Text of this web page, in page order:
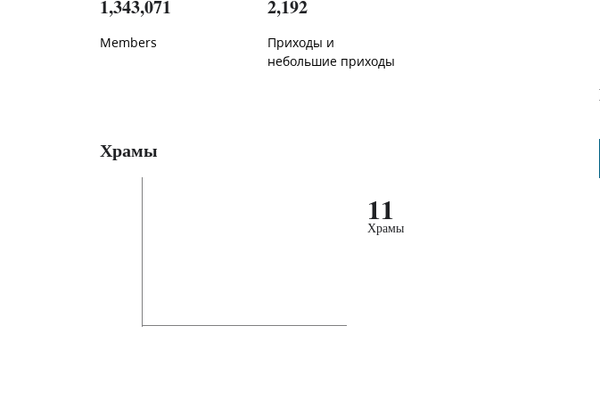
1,343,071
Members
2,192
Приходы и
небольшие приходы
Храмы
11
Храмы